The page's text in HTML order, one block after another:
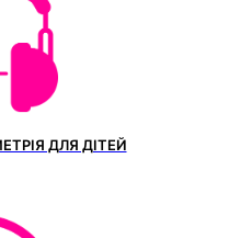
ДЛЯ ДІТЕЙ